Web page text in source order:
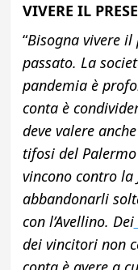
VIVERE IL
“Bisogna vivere
passato. La
pandemia è
conta è
deve valere
tifosi del
vincono contro la
abbandonarli
con l’Avellino. Dei
dei vincitori non